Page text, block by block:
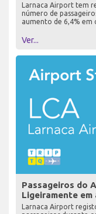
Larnaca Airport tem
número de
aumento de 6,4% em
Ver...
Passageiros do
Ligeiramente
Larnaca Airport